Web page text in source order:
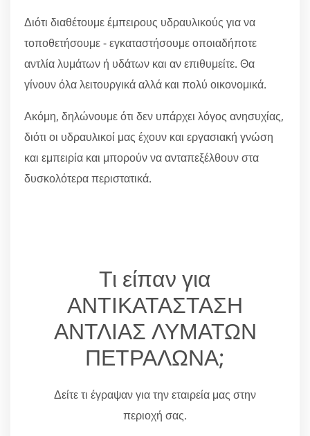
Διότι διαθέτουμε έμπειρους υδραυλικούς για να
τοποθετήσουμε - εγκαταστήσουμε οποιαδήποτε
αντλία λυμάτων ή υδάτων και αν επιθυμείτε. Θα
γίνουν όλα λειτουργικά αλλά και πολύ οικονομικά.
Ακόμη, δηλώνουμε ότι δεν υπάρχει λόγος ανησυχίας,
διότι οι υδραυλικοί μας έχουν και εργασιακή γνώση
και εμπειρία και μπορούν να ανταπεξέλθουν στα
δυσκολότερα περιστατικά.
Τι είπαν για
ΑΝΤΙΚΑΤΑΣΤΑΣΗ
ΑΝΤΛΙΑΣ ΛΥΜΑΤΩΝ
ΠΕΤΡΑΛΩΝΑ;
Δείτε τι έγραψαν για την εταιρεία μας στην
περιοχή σας.